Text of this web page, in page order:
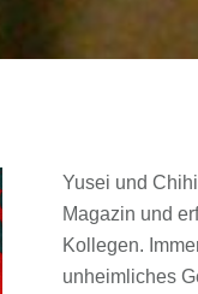
Yusei und
Magazin und
Kollegen.
unheimliches